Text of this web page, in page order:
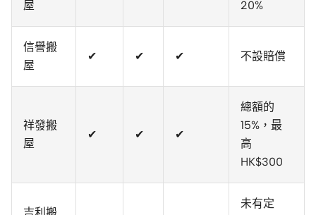
屋
20%
信譽搬
屋
✔ ✔ ✔ 不設賠償
祥發搬
屋
✔ ✔ ✔
總額的
15%，最
高
HK$300
吉利搬
未有定